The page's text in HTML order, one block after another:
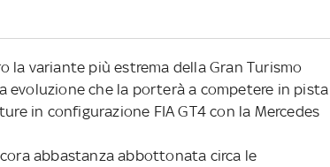
la variante più estrema della Gran Turismo
evoluzione che la porterà a competere in pista
in configurazione FIA GT4 con la Mercedes
abbastanza abbottonata circa le